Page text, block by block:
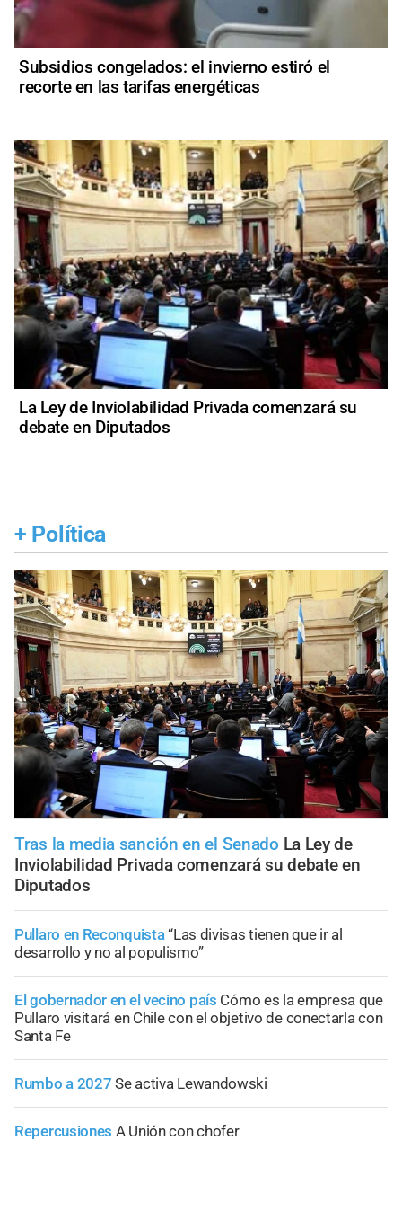
Subsidios congelados: el invierno estiró el
recorte en las tarifas energéticas
La Ley de Inviolabilidad Privada comenzará su
debate en Diputados
+ Política
Tras la media sanción en el Senado La Ley de
Inviolabilidad Privada comenzará su debate en
Diputados
Pullaro en Reconquista“Las divisas tienen que ir al
desarrollo y no al populismo”
El gobernador en el vecino país Cómo es la empresa que
Pullaro visitará en Chile con el objetivo de conectarla con
Santa Fe
Rumbo a 2027 Se activa Lewandowski
Repercusiones A Unión con chofer